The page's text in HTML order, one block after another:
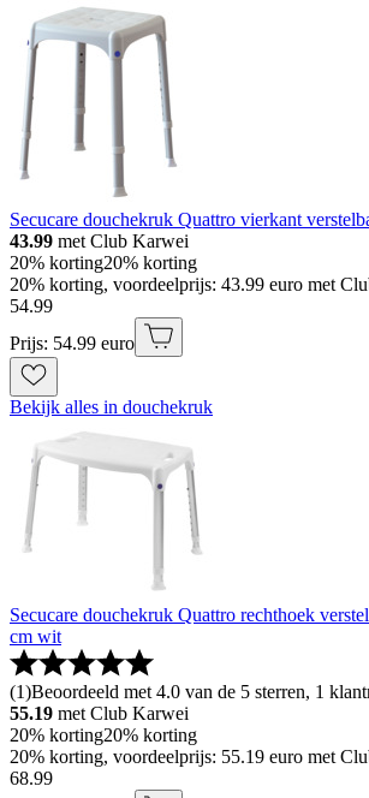
Secucare douchekruk Quattro vierkant
43.99 met Club Karwei
20% korting20% korting
20% korting, voordeelprijs: 43.99 euro met
54.99
Prijs: 54.99 euro
Bekijk alles in douchekruk
Secucare douchekruk Quattro rechthoek
cm wit
(1)Beoordeeld met 4.0 van de 5 sterren, 1
55.19 met Club Karwei
20% korting20% korting
20% korting, voordeelprijs: 55.19 euro met
68.99